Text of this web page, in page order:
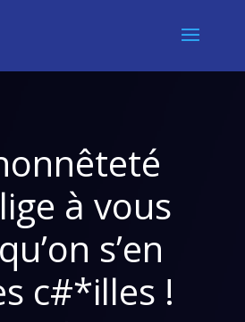
à vous
s’en
c#*illes !